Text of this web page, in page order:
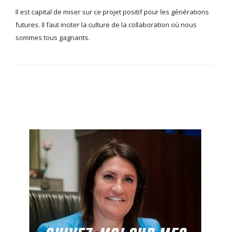
Il est capital de miser sur ce projet positif pour les générations
futures. Il faut inciter la culture de la collaboration où nous
sommes tous gagnants.